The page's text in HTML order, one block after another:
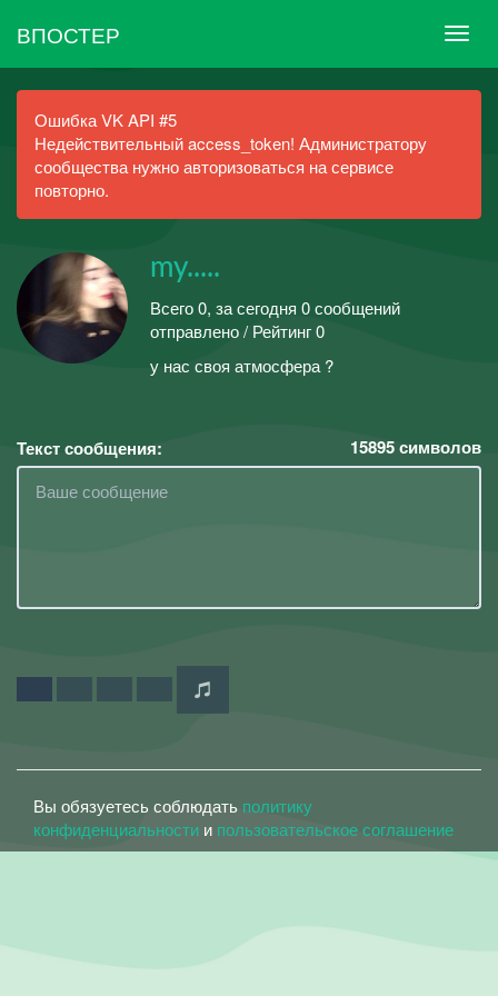
ВПОСТЕР
Ошибка VK API #5
Недействительный access_token! Администратору
сообщества нужно авторизоваться на сервисе
повторно.
my.....
Всего 0, за сегодня 0 сообщений
отправлено / Рейтинг 0
у нас своя атмосфера ?
Текст сообщения: 15895символов
Вы обязуетесь соблюдать политику
конфиденциальности и пользовательское соглашение